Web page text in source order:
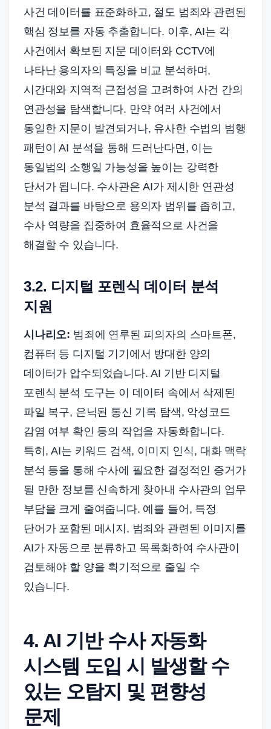
사건 데이터를 표준화하고, 절도 범죄와 관련된
핵심 정보를 자동 추출합니다. 이후, AI는 각
사건에서 확보된 지문 데이터와 CCTV에
나타난 용의자의 특징을 비교 분석하며,
시간대와 지역적 근접성을 고려하여 사건 간의
연관성을 탐색합니다. 만약 여러 사건에서
동일한 지문이 발견되거나, 유사한 수법의 범행
패턴이 AI 분석을 통해 드러난다면, 이는
동일범의 소행일 가능성을 높이는 강력한
단서가 됩니다. 수사관은 AI가 제시한 연관성
분석 결과를 바탕으로 용의자 범위를 좁히고,
수사 역량을 집중하여 효율적으로 사건을
해결할 수 있습니다.
3.2. 디지털 포렌식 데이터 분석
지원
시나리오: 범죄에 연루된 피의자의 스마트폰,
컴퓨터 등 디지털 기기에서 방대한 양의
데이터가 압수되었습니다. AI 기반 디지털
포렌식 분석 도구는 이 데이터 속에서 삭제된
파일 복구, 은닉된 통신 기록 탐색, 악성코드
감염 여부 확인 등의 작업을 자동화합니다.
특히, AI는 키워드 검색, 이미지 인식, 대화 맥락
분석 등을 통해 수사에 필요한 결정적인 증거가
될 만한 정보를 신속하게 찾아내 수사관의 업무
부담을 크게 줄여줍니다. 예를 들어, 특정
단어가 포함된 메시지, 범죄와 관련된 이미지를
AI가 자동으로 분류하고 목록화하여 수사관이
검토해야 할 양을 획기적으로 줄일 수
있습니다.
4. AI 기반 수사 자동화
시스템 도입 시 발생할 수
있는 오탐지 및 편향성
문제